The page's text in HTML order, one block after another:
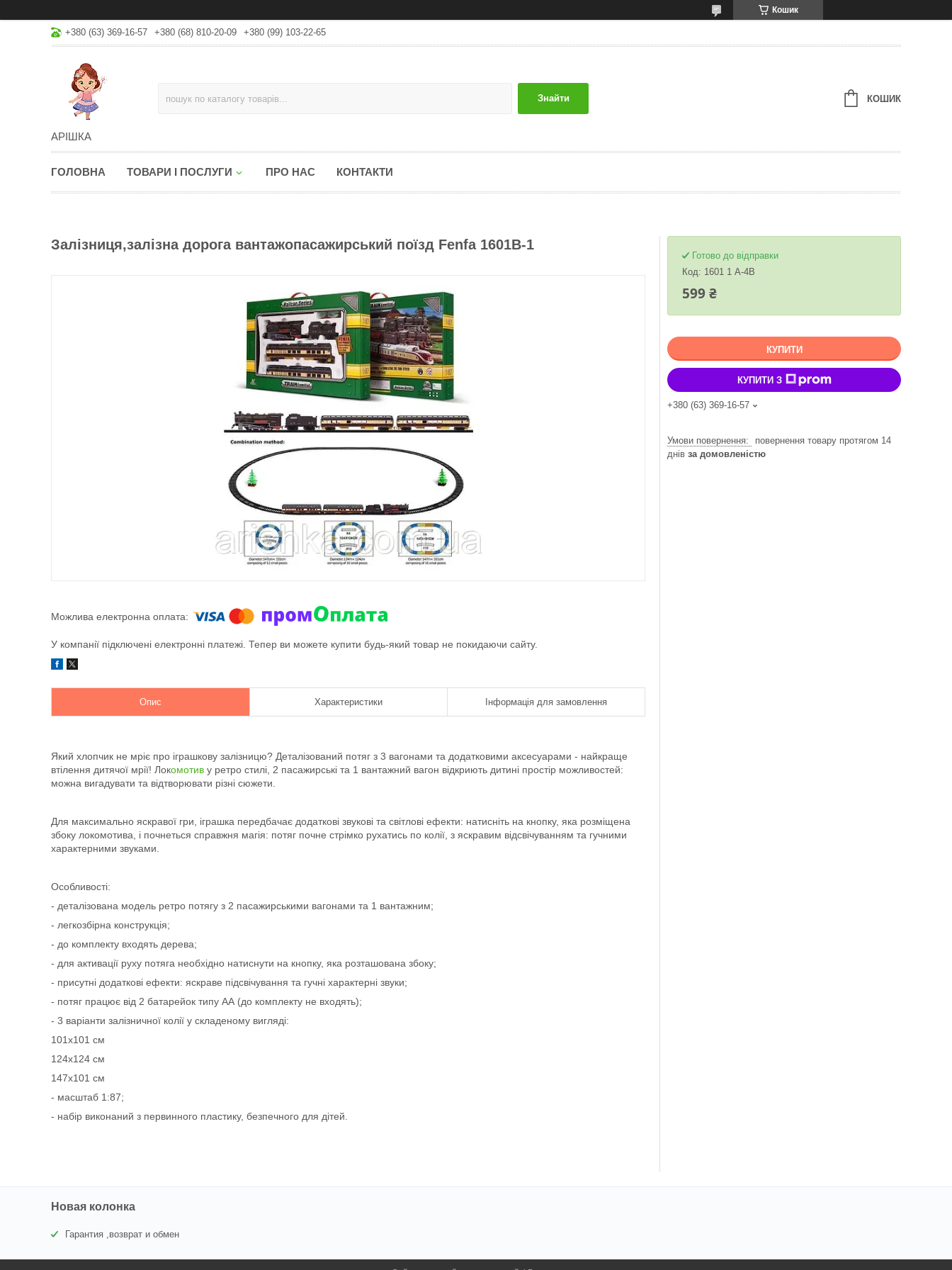
Кошик
+380 (63) 369-16-57 +380 (68) 810-20-09 +380 (99) 103-22-65
АРІШКА
Знайти КОШИК
ГОЛОВНА ТОВАРИ І ПОСЛУГИ ПРО НАС КОНТАКТИ
Залізниця,залізна дорога вантажопасажирський поїзд Fenfa 1601B-1
У компанії підключені електронні платежі. Тепер ви можете купити будь-який товар не покидаючи сайту.
Опис Характеристики Інформація для замовлення
Який хлопчик не мріє про іграшкову залізницю? Деталізований потяг з 3 вагонами та додатковими аксесуарами - найкраще
втілення дитячої мрії! Локомотив у ретро стилі, 2 пасажирські та 1 вантажний вагон відкриють дитині простір можливостей:
можна вигадувати та відтворювати різні сюжети.
Для максимально яскравої гри, іграшка передбачає додаткові звукові та світлові ефекти: натисніть на кнопку, яка розміщена
збоку локомотива, і почнеться справжня магія: потяг почне стрімко рухатись по колії, з яскравим відсвічуванням та гучними
характерними звуками.
Особливості:
- деталізована модель ретро потягу з 2 пасажирськими вагонами та 1 вантажним;
- легкозбірна конструкція;
- до комплекту входять дерева;
- для активації руху потяга необхідно натиснути на кнопку, яка розташована збоку;
- присутні додаткові ефекти: яскраве підсвічування та гучні характерні звуки;
- потяг працює від 2 батарейок типу АА (до комплекту не входять);
- 3 варіанти залізничної колії у складеному вигляді:
101х101 см
124х124 см
147х101 см
- масштаб 1:87;
- набір виконаний з первинного пластику, безпечного для дітей.
Готово до відправки
Код: 1601 1 A-4B
599 ₴
КУПИТИ
КУПИТИ З
+380 (63) 369-16-57
повернення товару протягом 14
днів за домовленістю
Новая колонка
Гарантия ,возврат и обмен